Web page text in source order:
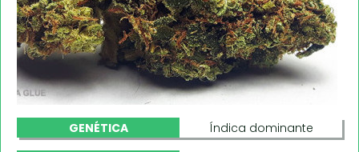
GENÉTICA Índica dominante